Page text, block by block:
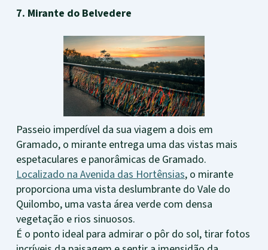
7. Mirante do Belvedere
Passeio imperdível da sua viagem a dois em
Gramado, o mirante entrega uma das vistas mais
espetaculares e panorâmicas de Gramado.
Localizado na Avenida das Hortênsias, o mirante
proporciona uma vista deslumbrante do Vale do
Quilombo, uma vasta área verde com densa
vegetação e rios sinuosos.
É o ponto ideal para admirar o pôr do sol, tirar fotos